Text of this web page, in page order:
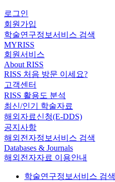
로그인
회원가입
학술연구정보서비스 검색
MYRISS
회원서비스
About RISS
RISS 처음 방문 이세요?
고객센터
RISS 활용도 분석
최신/인기 학술자료
해외자료신청(E-DDS)
공지사항
해외전자정보서비스 검색
Databases & Journals
해외전자자료 이용안내
학술연구정보서비스 검색